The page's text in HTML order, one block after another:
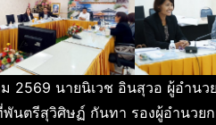
2569 นายนิเวช อินสุวอ ผู้อำน
นตรีสุวิศิษฏ์ กันทา รองผู้อำนวย